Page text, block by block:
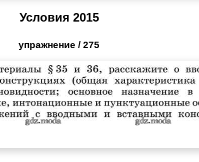
Условия 2015
упражнение / 275